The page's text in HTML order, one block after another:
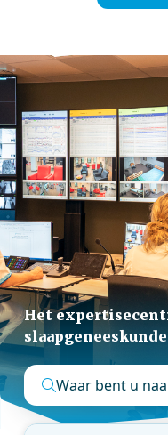
Het
Waar bent u